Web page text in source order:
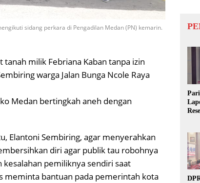
sidang perkara di Pengadilan Medan (PN) kemarin.
milik Febriana Kaban tanpa izin
warga Jalan Bunga Ncole Raya
Medan bertingkah aneh dengan
Elantoni Sembiring, agar menyerahkan
diri agar publik tau robohnya
pemiliknya sendiri saat
bantuan pada pemerintah kota